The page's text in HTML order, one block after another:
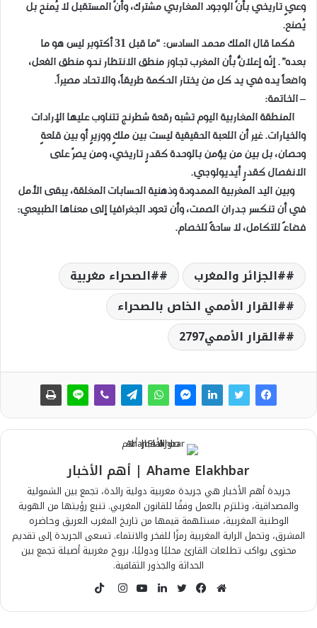
وعيٍ تاريخي بأنّ الوجود المغاربي مشترك، وأنّ المستقبل لا يُمنح بل
يُصنع.
فكما قال الملك محمد السادس: “ما قبل 31 أكتوبر ليس هو ما
بعده”. إنّه إعلانٌ بأن المغرب تجاوز منطق الانتظار نحو منطق الفعل،
واضعاً يده في يد كل من يختار الحكمة طريقاً، والاتحاد مصيراً.
– الخاتمة:
المنطقة المغاربية اليوم تشبه رقعة شطرنج تتناوب عليها الإرادات
والخيارات. غير أن اللعبة الحقيقية ليست بين ملكٍ ووزيرٍ أو بين قلعةٍ
وحصان، بل بين من يؤمن بالوحدة كقدرٍ تاريخي، ومن يصرّ على
الانفصال كقدرٍ أيديولوجي.
وبين اليد المغربية الممدودة وذهنية الحسابات المغلقة، يبقى الأمل
في أن تنكسر جدران الصمت، وأن تعود الجغرافيا إلى معناها الطبيعي:
فضاءً للتكامل، لا ساحةً للخصام.
#الجزائر والمغرب
#الصحراء مغربية
#القرار الأممي الخاص بالصحراء
#القرار الأممي2797
Ahame Elakhbar | أهم الأخبار
جريدة أهم الأخبار هي جريدة مغربية دولية رائدة، تجمع بين الشمولية
والمصداقية، وتلتزم بالعمل وفقًا للقانون المغربي. تنبع رؤيتها من الهوية
الوطنية المغربية، مستلهمة قيمها من تاريخ المغرب العريق وحاضره
المشرق، وتحمل الراية المغربية رمزًا للفخر والانتماء. تسعى الجريدة إلى تقديم
محتوى يواكب تطلعات القارئ محليًا ودوليًا، بروح مغربية أصيلة تجمع بين
الحداثة والجذور الثقافية.
م
ف
ت
ل
ي
ا